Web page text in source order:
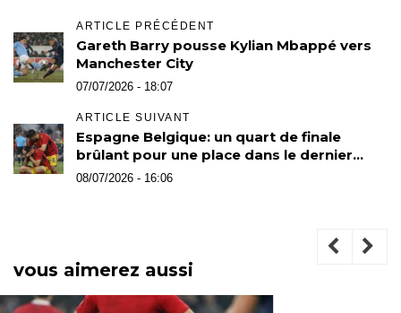
ARTICLE PRÉCÉDENT
Gareth Barry pousse Kylian Mbappé vers
Manchester City
07/07/2026 - 18:07
ARTICLE SUIVANT
Espagne Belgique: un quart de finale
brûlant pour une place dans le dernier
carré
08/07/2026 - 16:06
vous aimerez aussi